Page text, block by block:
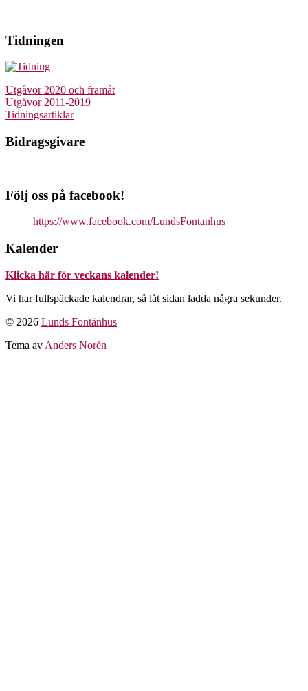
Tidningen
Utgåvor 2020 och framåt
Utgåvor 2011-2019
Tidningsartiklar
Bidragsgivare
Följ oss på facebook!
https://www.facebook.com/LundsFontanhus
Kalender
Klicka här för veckans kalender!
Vi har fullspäckade kalendrar, så låt sidan ladda några sekunder.
Till
© 2026 Lunds Fontänhus
Tema av Anders Norén